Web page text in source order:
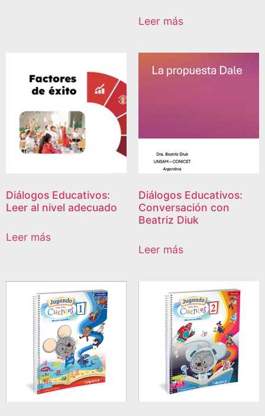
Leer más
Diálogos Educativos:
Leer al nivel adecuado
Leer más
Diálogos Educativos:
Conversación con
Beatriz Diuk
Leer más